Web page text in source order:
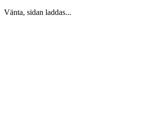
Vänta, sidan laddas...